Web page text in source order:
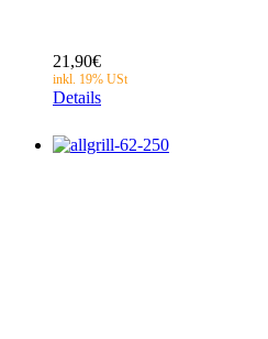
21,90€
Details